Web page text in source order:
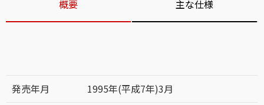
概要 主な仕様
発売年月
1995年(平成7年)3月